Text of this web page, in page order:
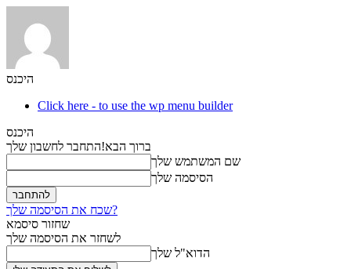
היכנס
Click here - to use the wp menu builder
היכנס
ברוך הבא!התחבר לחשבון שלך
שם המשתמש שלך
הסיסמה שלך
שכח את הסיסמה שלך?
שחזור סיסמא
לשחזר את הסיסמה שלך
הדוא"ל שלך